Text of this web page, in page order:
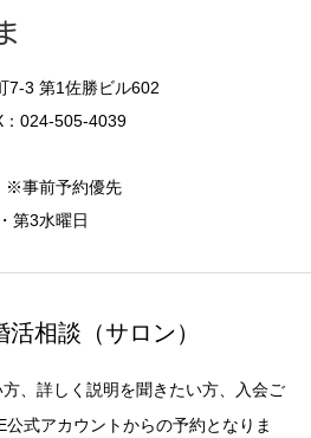
3 第1佐勝ビル602
024-505-4039
事前予約優先
第3水曜日
活相談（サロン）
、詳しく説明を聞きたい方、入会ご
式アカウントからの予約となりま